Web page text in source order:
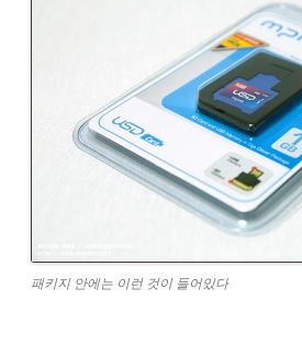
패키지 안에는 이런 것이 들어있다